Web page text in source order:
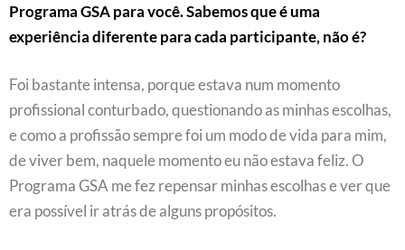
Programa GSA para você. Sabemos que é uma
experiência diferente para cada participante, não é?
Foi bastante intensa, porque estava num momento
profissional conturbado, questionando as minhas escolhas,
e como a profissão sempre foi um modo de vida para mim,
de viver bem, naquele momento eu não estava feliz. O
Programa GSA me fez repensar minhas escolhas e ver que
era possível ir atrás de alguns propósitos.